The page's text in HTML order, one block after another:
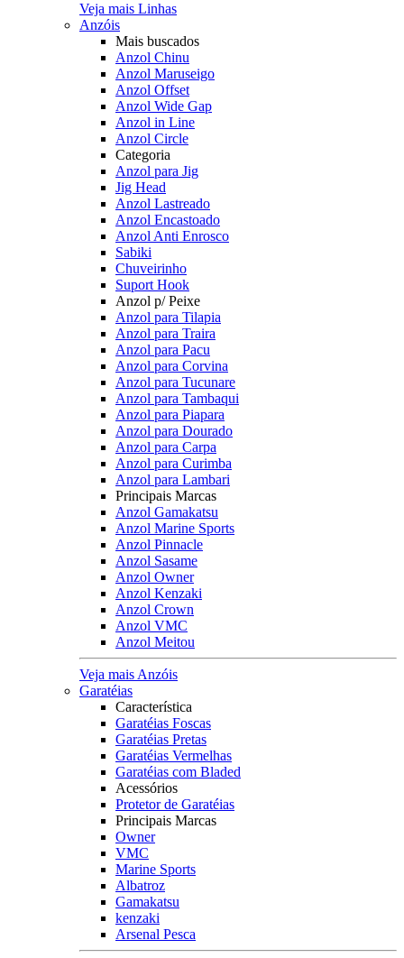
Veja mais Linhas
Anzóis
Mais buscados
Anzol Chinu
Anzol Maruseigo
Anzol Offset
Anzol Wide Gap
Anzol in Line
Anzol Circle
Categoria
Anzol para Jig
Jig Head
Anzol Lastreado
Anzol Encastoado
Anzol Anti Enrosco
Sabiki
Chuveirinho
Suport Hook
Anzol p/ Peixe
Anzol para Tilapia
Anzol para Traira
Anzol para Pacu
Anzol para Corvina
Anzol para Tucunare
Anzol para Tambaqui
Anzol para Piapara
Anzol para Dourado
Anzol para Carpa
Anzol para Curimba
Anzol para Lambari
Principais Marcas
Anzol Gamakatsu
Anzol Marine Sports
Anzol Pinnacle
Anzol Sasame
Anzol Owner
Anzol Kenzaki
Anzol Crown
Anzol VMC
Anzol Meitou
Veja mais Anzóis
Garatéias
Característica
Garatéias Foscas
Garatéias Pretas
Garatéias Vermelhas
Garatéias com Bladed
Acessórios
Protetor de Garatéias
Principais Marcas
Owner
VMC
Marine Sports
Albatroz
Gamakatsu
kenzaki
Arsenal Pesca